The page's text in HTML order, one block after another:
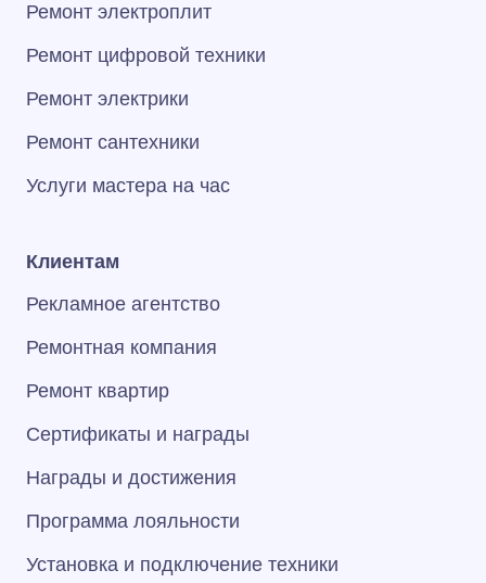
Ремонт электроплит
Ремонт цифровой техники
Ремонт электрики
Ремонт сантехники
Услуги мастера на час
Клиентам
Рекламное агентство
Ремонтная компания
Ремонт квартир
Сертификаты и награды
Награды и достижения
Программа лояльности
Установка и подключение техники